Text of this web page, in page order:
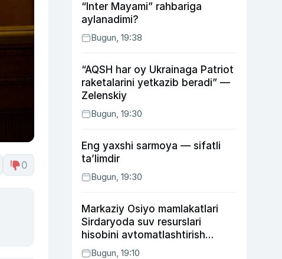
0
“Inter Mayami” rahbariga
aylanadimi?
Bugun, 19:38
“AQSH har oy Ukrainaga Patriot
raketalarini yetkazib beradi” —
Zelenskiy
Bugun, 19:30
Eng yaxshi sarmoya — sifatli
ta’limdir
Bugun, 19:30
Markaziy Osiyo mamlakatlari
Sirdaryoda suv resurslari
hisobini avtomatlashtirish
rejasini ishlab chiqishni
Bugun, 19:10